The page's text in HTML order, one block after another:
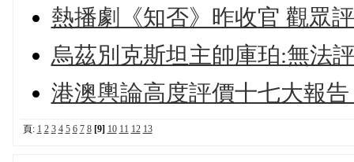
熱播劇《知否》昨收官 觀眾
烏茲別克斯坦主帥庫珀:無法
港澳輿論高度評價十七大報
頁: 1 2 3 4 5 6 7 8 [9] 10 11 12 13